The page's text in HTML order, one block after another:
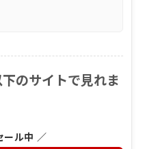
のサイトで見れま
ール中 ／